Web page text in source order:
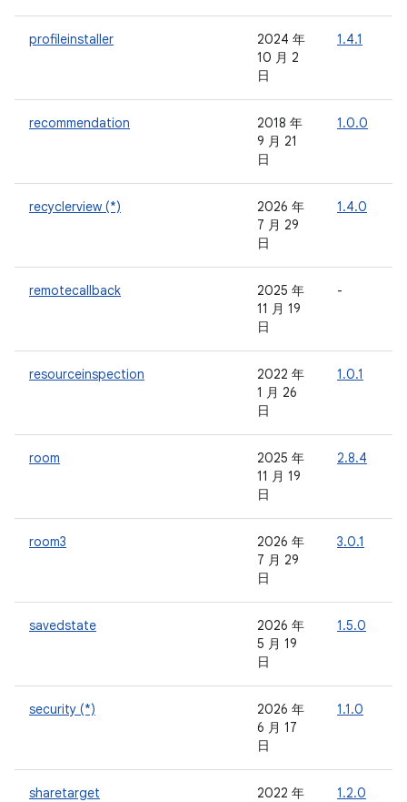
profileinstaller
2024 年
10 月 2
日
1.4.1
recommendation
2018 年
9 月 21
日
1.0.0
recyclerview (*)
2026 年
7 月 29
日
1.4.0
remotecallback
2025 年
11 月 19
日
-
resourceinspection
2022 年
1 月 26
日
1.0.1
room
2025 年
11 月 19
日
2.8.4
room3
2026 年
7 月 29
日
3.0.1
savedstate
2026 年
5 月 19
日
1.5.0
security (*)
2026 年
6 月 17
日
1.1.0
sharetarget
2022 年
1.2.0